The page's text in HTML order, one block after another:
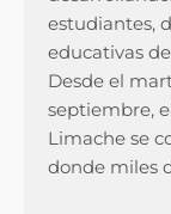
estudiantes,
educativas
Desde el
septiembre,
Limache se
donde miles